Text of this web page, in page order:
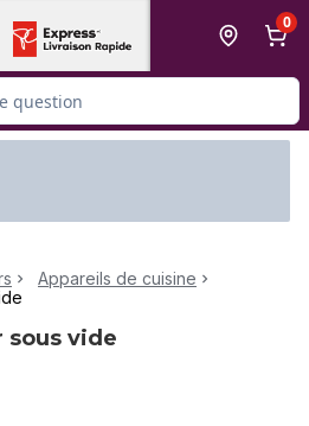
0
Appareils de cuisine
sous vide